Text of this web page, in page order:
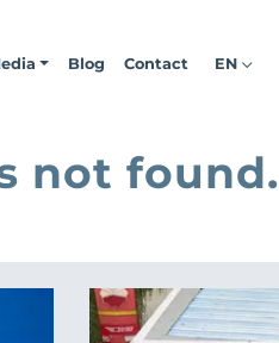
Blog Contact EN
not found.